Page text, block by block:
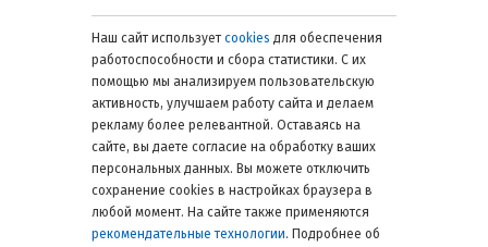
При ударе трескается, остается
внутри рамы.
Стоимость зависит от функций и
габаритов изделия. Можно выбрать
конструкции, пропускающие в
помещение на 10-15% больше света, чем
системы других производителей
(уменьшены размеры рамы, усилен
Наш сайт использует cookies для обеспечения
работоспособности и сбора статистики. С их
помощью мы анализируем пользовательскую
активность, улучшаем работу сайта и делаем
рекламу более релевантной. Оставаясь на
сайте, вы даете согласие на обработку ваших
персональных данных. Вы можете отключить
сохранение cookies в настройках браузера в
любой момент. На сайте также применяются
рекомендательные технологии. Подробнее об